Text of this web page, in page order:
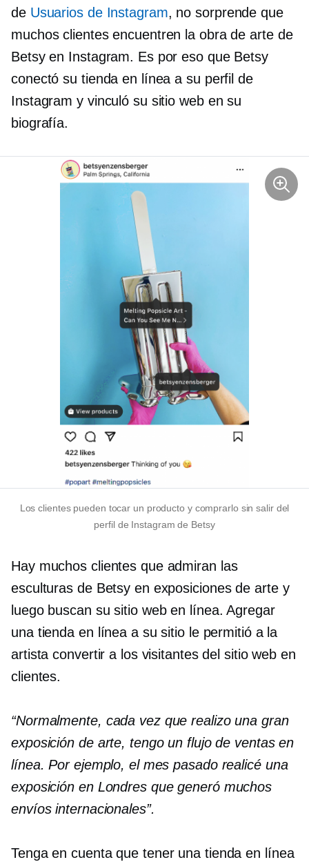
de Usuarios de Instagram, no sorprende que
muchos clientes encuentren la obra de arte de
Betsy en Instagram. Es por eso que Betsy
conectó su tienda en línea a su perfil de
Instagram y vinculó su sitio web en su
biografía.
Los clientes pueden tocar un producto y comprarlo sin salir del
perfil de Instagram de Betsy
Hay muchos clientes que admiran las
esculturas de Betsy en exposiciones de arte y
luego buscan su sitio web en línea. Agregar
una tienda en línea a su sitio le permitió a la
artista convertir a los visitantes del sitio web en
clientes.
“Normalmente, cada vez que realizo una gran
exposición de arte, tengo un flujo de ventas en
línea. Por ejemplo, el mes pasado realicé una
exposición en Londres que generó muchos
envíos internacionales”.
Tenga en cuenta que tener una tienda en línea